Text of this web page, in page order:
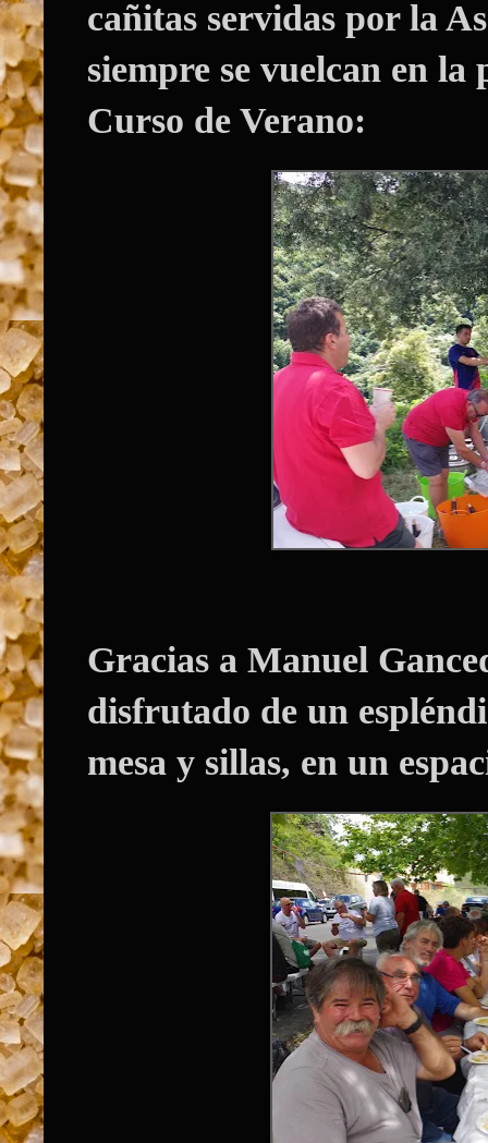
cañitas servidas por la
siempre se vuelcan en
Curso de Verano:
Gracias a Manuel
disfrutado de un
mesa y sillas, en un